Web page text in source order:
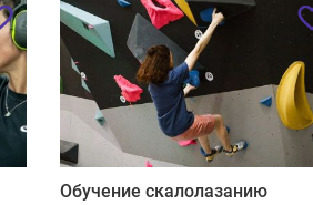
Обучение скалолазанию